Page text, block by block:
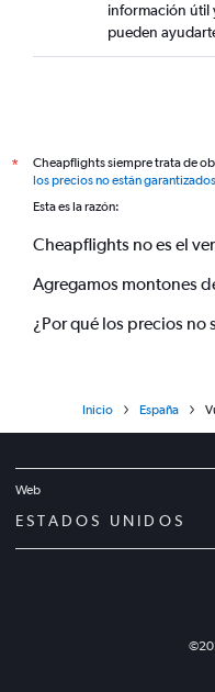
información útil
pueden
*
Cheapflights siempre trata de
los precios no están garantizados
Esta es la razón:
Cheapflights no es el
Agregamos montones
¿Por qué los precios no
Inicio España
Web
ESTADOS UNIDOS
©